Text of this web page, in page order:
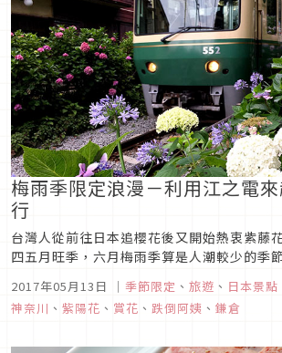
梅雨季限定浪漫－利用江之電
行
台灣人從前往日本追櫻花後又開始熱衷紫藤
四五月旺季，六月梅雨季算是人潮較少的季
水的滋潤是絕對不行的。今天要和大家分享
趟鎌倉紫陽花一日小旅行。
2017年05月13日 ｜ 季節限定 、 旅遊 、 日本景點
神奈川 、 紫陽花 、 賞花 、 跌倒阿姨 、 鎌倉